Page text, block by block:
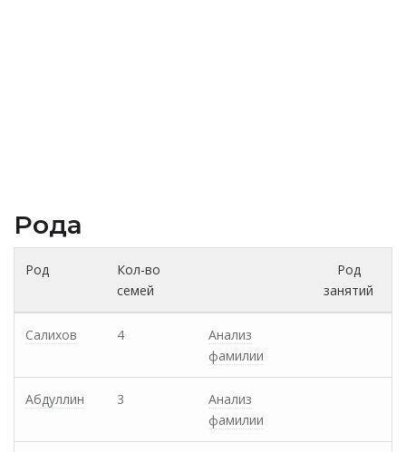
Рода
Род
Кол-во
семей
Род
занятий
Салихов 4
Анализ
фамилии
Абдуллин 3
Анализ
фамилии